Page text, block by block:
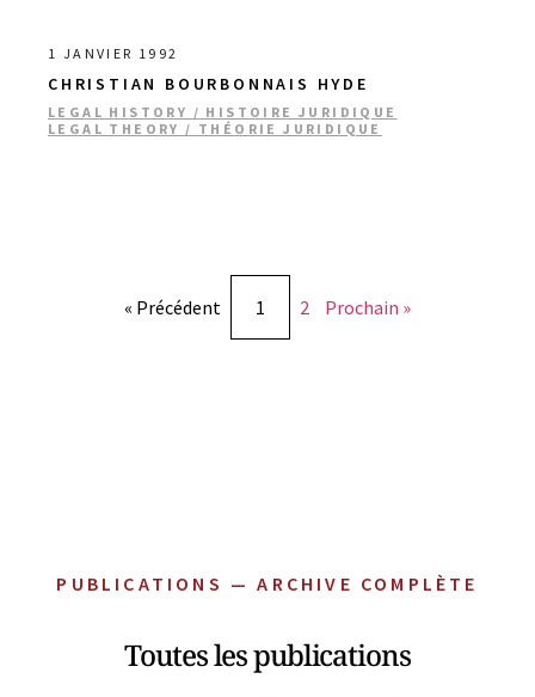
1 JANVIER 1992
CHRISTIAN BOURBONNAIS HYDE
LEGAL HISTORY / HISTOIRE JURIDIQUE
LEGAL THEORY / THÉORIE JURIDIQUE
« Précédent 1 2 Prochain »
PUBLICATIONS — ARCHIVE COMPLÈTE
Toutes les publications